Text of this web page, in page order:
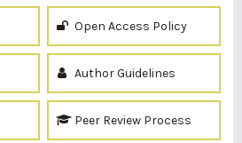
Open Access Policy
Author Guidelines
Peer Review Process